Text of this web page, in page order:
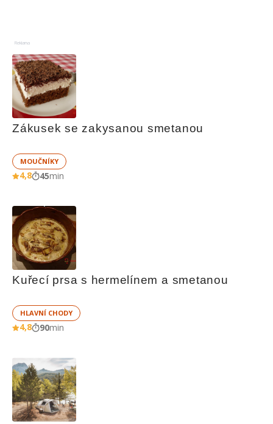
Reklama
Zákusek se zakysanou smetanou
MOUČNÍKY
4,8 45min
Kuřecí prsa s hermelínem a smetanou
HLAVNÍ CHODY
4,8 90min